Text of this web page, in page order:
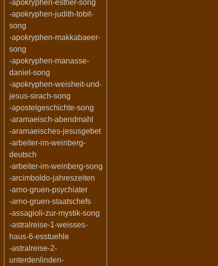
-apokryphen-esther-song
-apokryphen-judith-tobit-
song
-apokryphen-makkabaeer-
song
-apokryphen-manasse-
daniel-song
-apokryphen-weisheit-und-
jesus-sirach-song
-apostelgeschichte-song
-aramaeisch-abendmahl
-aramaeisches-jesusgebet
-arbeiter-im-weinberg-
deutsch
-arbeiter-im-weinberg-song
-arcimboldo-jahreszeiten
-arno-gruen-psychiater
-arno-gruen-staatschefs
-assagioli-zur-mystik-song
-astralreise-1-weisses-
haus-6-esstuehle
-astralreise-2-
unterdenlinden-